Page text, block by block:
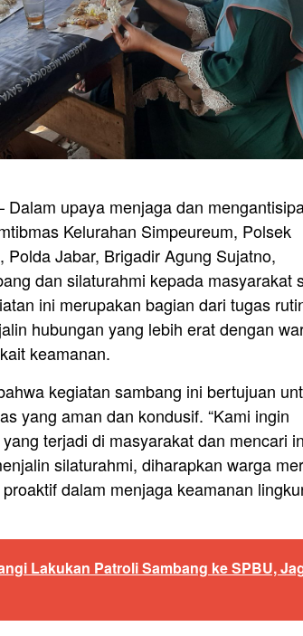
Dalam upaya menjaga dan
Kelurahan Simpeureum, Polsek
Jabar, Brigadir Agung Sujatno,
dan silaturahmi kepada masyarakat
ini merupakan bagian dari tugas
hubungan yang lebih erat dengan
keamanan.
kegiatan sambang ini bertujuan
yang aman dan kondusif. “Kami ingin
terjadi di masyarakat dan mencari
silaturahmi, diharapkan warga
dalam menjaga keamanan
Lakukan Patroli Sambang ke SPBU,